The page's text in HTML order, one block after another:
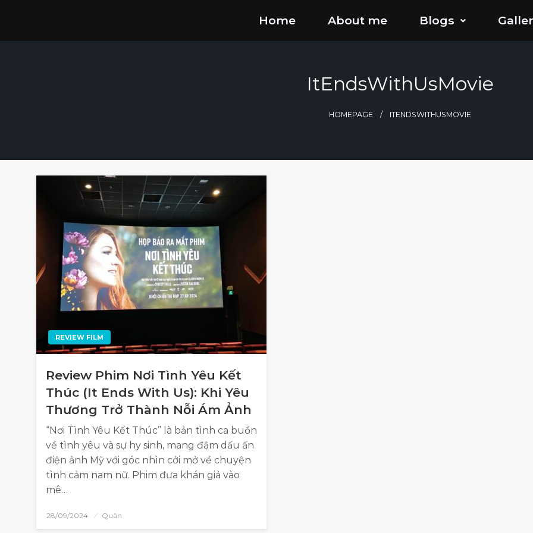
Home About me Blogs
ItEndsWithUsMovie
HOMEPAGE ITENDSWITHUSMOVIE
REVIEW FILM
Review Phim Nơi Tình Yêu Kết
Thúc (It Ends With Us): Khi Yêu
Thương Trở Thành Nỗi Ám Ảnh
“Nơi Tình Yêu Kết Thúc” là bản tình ca buồn
về tình yêu và sự hy sinh, mang đậm dấu ấn
điện ảnh Mỹ với góc nhìn cởi mở về chuyện
tình cảm nam nữ. Phim đưa khán giả vào
mê…
28/09/2024 Quân